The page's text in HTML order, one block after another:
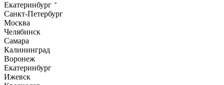
Екатеринбург
Санкт-Петербург
Москва
Челябинск
Самара
Калининград
Воронеж
Екатеринбург
Ижевск